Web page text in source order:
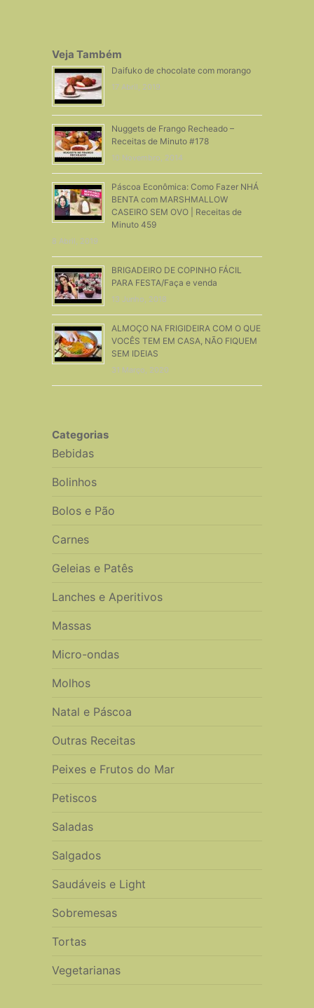
Veja Também
Daifuko de chocolate com morango
17 Abril, 2019
Nuggets de Frango Recheado –
Receitas de Minuto #178
10 Novembro, 2014
Páscoa Econômica: Como Fazer NHÁ
BENTA com MARSHMALLOW
CASEIRO SEM OVO | Receitas de
Minuto 459
8 Abril, 2019
BRIGADEIRO DE COPINHO FÁCIL
PARA FESTA/Faça e venda
13 Junho, 2018
ALMOÇO NA FRIGIDEIRA COM O QUE
VOCÊS TEM EM CASA, NÃO FIQUEM
SEM IDEIAS
31 Março, 2020
Categorias
Bebidas
Bolinhos
Bolos e Pão
Carnes
Geleias e Patês
Lanches e Aperitivos
Massas
Micro-ondas
Molhos
Natal e Páscoa
Outras Receitas
Peixes e Frutos do Mar
Petiscos
Saladas
Salgados
Saudáveis e Light
Sobremesas
Tortas
Vegetarianas